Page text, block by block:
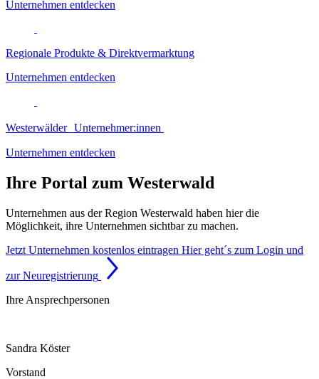
Unternehmen entdecken
Regionale Produkte & Direktvermarktung
Unternehmen entdecken
Westerwälder Unternehmer:innen
Unternehmen entdecken
Ihre Portal zum Westerwald
Unternehmen aus der Region Westerwald haben hier die
Möglichkeit, ihre Unternehmen sichtbar zu machen.
Jetzt Unternehmen kostenlos eintragen Hier geht´s zum Login und
zur Neuregistrierung
Ihre Ansprechpersonen
Sandra Köster
Vorstand